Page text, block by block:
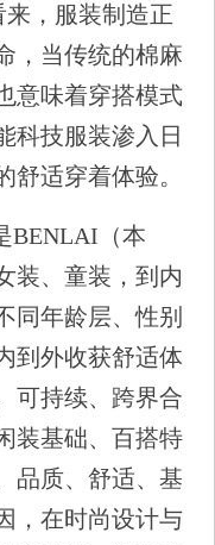
，服装制造正
，当传统的棉麻
意味着穿搭模式
科技服装渗入日
舒适穿着体验。
BENLAI（本
装、童装，到内
同年龄层、性别
到外收获舒适体
可持续、跨界合
装基础、百搭特
品质、舒适、基
，在时尚设计与